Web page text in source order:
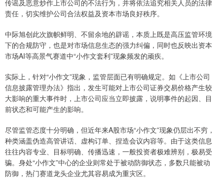
传谣及恶意炒作上市公司的不法行为，并将依法追究相关人员的法律
责任，切实维护公司合法权益及资本市场良好秩序。
中际旭创此次旗帜鲜明、不留余地的辟谣，本质上既是高压监管环境
下的合规防守，也是对市场信息生态的强力纠偏，同时也反映出资本
市场AI等高景气赛道中“小作文套利”现象频发的顽疾。
实际上，针对“小作文”现象，监管层面已有明确规定。如《上市公司
信息披露管理办法》指出，发生可能对上市公司证券交易价格产生较
大影响的重大事件时，上市公司应当立即披露，说明事件的起因、目
前状态和可能产生的影响。
尽管监管态度十分明确，但近年来A股市场“小作文”现象仍层出不穷，
种类涵盖伪造高管讲话、虚构订单、捏造会议内容等。由于这类信息
往往内容专业、目标明确、传播迅速，一般投资者极难辨别，极易受
骗。身处“小作文”中心的企业则常处于被动防御状态，多数只能被动
防御，热门赛道龙头企业尤其容易成为重灾区。